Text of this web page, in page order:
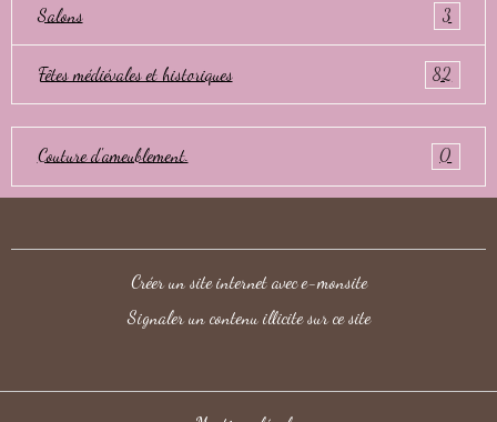
Salons 3
Fêtes médiévales et historiques 82
Couture d'ameublement. 0
Créer un site internet avec e-monsite
Signaler un contenu illicite sur ce site